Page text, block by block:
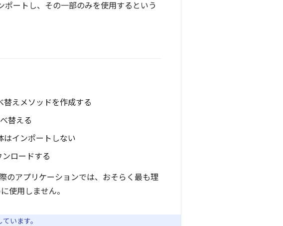
ートし、その一部のみを使用するという
えメソッドを作成する
替える
はインポートしない
ロードする
のアプリケーションでは、おそらく最も理
使用しません。
います。